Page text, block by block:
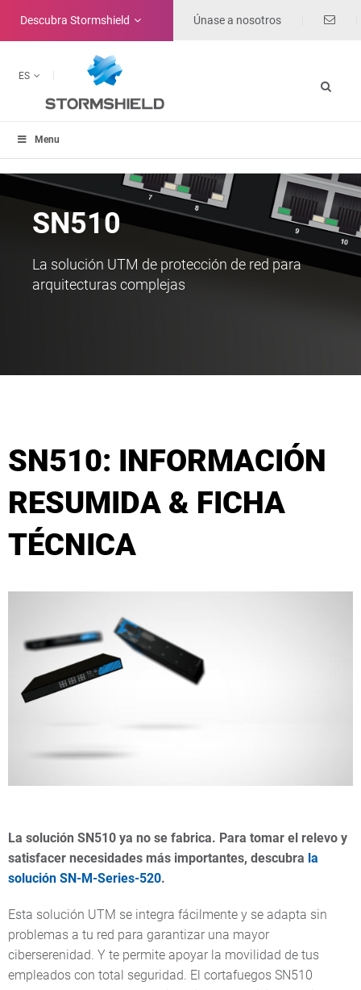
Descubra Stormshield Únase a nosotros
ES
Menu
SN510
La solución UTM de protección de red para
arquitecturas complejas
SN510: INFORMACIÓN
RESUMIDA & FICHA
TÉCNICA
La solución SN510 ya no se fabrica. Para tomar el relevo y
satisfacer necesidades más importantes, descubra la
solución SN-M-Series-520.
Esta solución UTM se integra fácilmente y se adapta sin
problemas a tu red para garantizar una mayor
ciberserenidad. Y te permite apoyar la movilidad de tus
empleados con total seguridad. El cortafuegos SN510